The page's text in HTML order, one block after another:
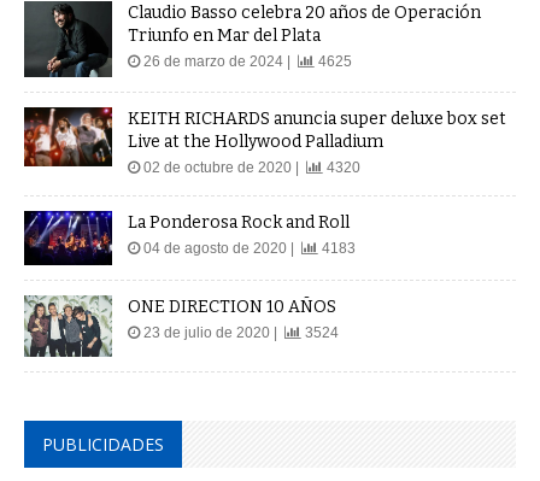
Claudio Basso celebra 20 años de Operación
Triunfo en Mar del Plata
26 de marzo de 2024 | 4625
KEITH RICHARDS anuncia super deluxe box set
Live at the Hollywood Palladium
02 de octubre de 2020 | 4320
La Ponderosa Rock and Roll
04 de agosto de 2020 | 4183
ONE DIRECTION 10 AÑOS
23 de julio de 2020 | 3524
PUBLICIDADES